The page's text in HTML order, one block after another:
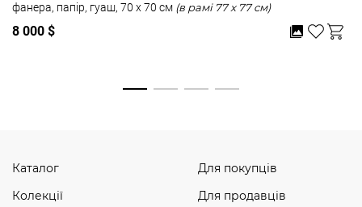
фанера, папір, гуаш, 70 x 70 см (в рамі 77 x 77 см)
8 000 $
Каталог
Колекції
Для покупців
Для продавців